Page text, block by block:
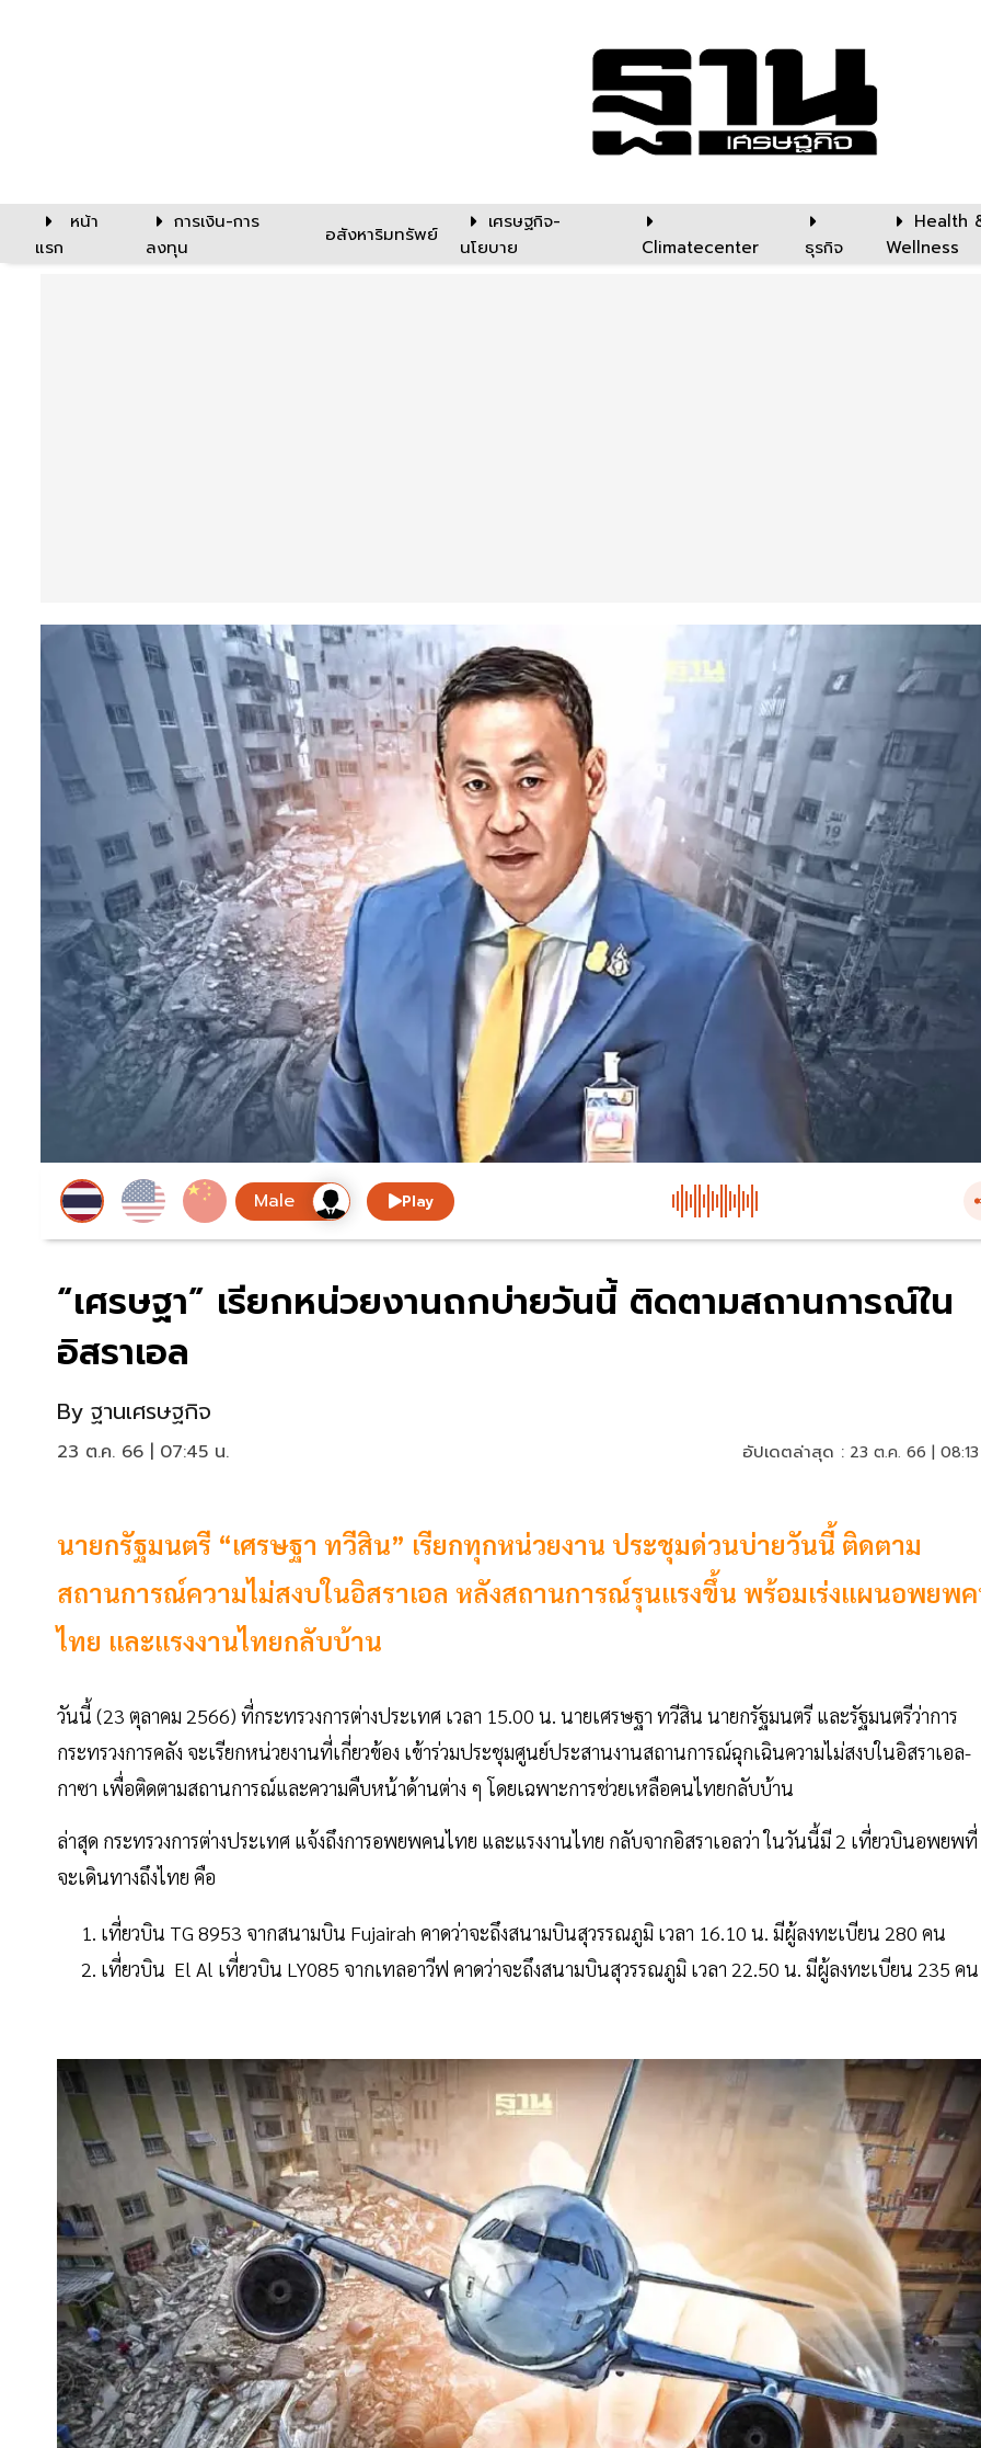
หน้า
แรก
การเงิน-การ
ลงทุน
อสังหาริมทรัพย์
เศรษฐกิจ-
นโยบาย
Climatecenter ธุรกิจ
Health
Wellness
Play
“เศรษฐา” เรียกหน่วยงานถกบ่ายวันนี้ ติดตามสถานการณ์ใน
อิสราเอล
By ฐานเศรษฐกิจ
23 ต.ค. 66 | 07:45 น. อัปเดตล่าสุด : 23 ต.ค. 66 |
นายกรัฐมนตรี “เศรษฐา ทวีสิน” เรียกทุกหน่วยงาน ประชุมด่วนบ่ายวันนี้ ติดตาม
สถานการณ์ความไม่สงบในอิสราเอล หลังสถานการณ์รุนแรงขึ้น พร้อมเร่งแผนอพยพ
ไทย และแรงงานไทยกลับบ้าน
วันนี้ (23 ตุลาคม 2566) ที่กระทรวงการต่างประเทศ เวลา 15.00 น. นายเศรษฐา ทวีสิน นายกรัฐมนตรี และรัฐมนตรีว่าการ
กระทรวงการคลัง จะเรียกหน่วยงานที่เกี่ยวข้อง เข้าร่วมประชุมศูนย์ประสานงานสถานการณ์ฉุกเฉินความไม่สงบในอิสราเอล-
กาซา เพื่อติดตามสถานการณ์และความคืบหน้าด้านต่าง ๆ โดยเฉพาะการช่วยเหลือคนไทยกลับบ้าน
ล่าสุด กระทรวงการต่างประเทศ แจ้งถึงการอพยพคนไทย และแรงงานไทย กลับจากอิสราเอลว่า ในวันนี้มี 2 เที่ยวบินอพยพที่
จะเดินทางถึงไทย คือ
เที่ยวบิน TG 8953 จากสนามบิน Fujairah คาดว่าจะถึงสนามบินสุวรรณภูมิ เวลา 16.10 น. มีผู้ลงทะเบียน 280 คน
เที่ยวบิน El Al เที่ยวบิน LY085 จากเทลอาวีฟ คาดว่าจะถึงสนามบินสุวรรณภูมิ เวลา 22.50 น. มีผู้ลงทะเบียน 235 คน